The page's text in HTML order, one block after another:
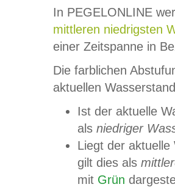
In PEGELONLINE
mittleren niedrigsten
einer Zeitspanne in
Die farblichen
aktuellen
Ist der aktuelle
als niedriger
Liegt der
gilt dies als
mit Grün